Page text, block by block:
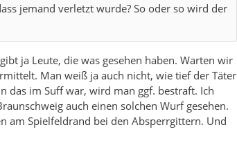
jemand verletzt wurde? So oder so wird der
ja Leute, die was gesehen haben. Warten wir
Man weiß ja auch nicht, wie tief der Täter
das im Suff war, wird man ggf. bestraft. Ich
auch einen solchen Wurf gesehen.
am Spielfeldrand bei den Absperrgittern. Und